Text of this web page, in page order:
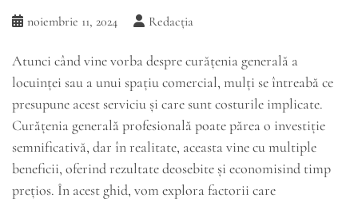
noiembrie 11, 2024 Redacția
Atunci când vine vorba despre curățenia generală a
locuinței sau a unui spațiu comercial, mulți se întreabă ce
presupune acest serviciu și care sunt costurile implicate.
Curățenia generală profesională poate părea o investiție
semnificativă, dar în realitate, aceasta vine cu multiple
beneficii, oferind rezultate deosebite și economisind timp
prețios. În acest ghid, vom explora factorii care